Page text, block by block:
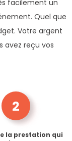
facilement un
Quel que
Votre argent
avez reçu vos
2
la prestation qui